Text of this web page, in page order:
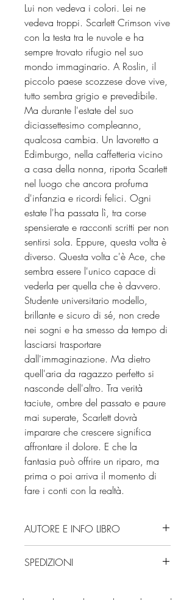
Lui non vedeva i colori. Lei ne
vedeva troppi. Scarlett Crimson vive
con la testa tra le nuvole e ha
sempre trovato rifugio nel suo
mondo immaginario. A Roslin, il
piccolo paese scozzese dove vive,
tutto sembra grigio e prevedibile.
Ma durante l'estate del suo
diciassettesimo compleanno,
qualcosa cambia. Un lavoretto a
Edimburgo, nella caffetteria vicino
a casa della nonna, riporta Scarlett
nel luogo che ancora profuma
d'infanzia e ricordi felici. Ogni
estate l'ha passata lì, tra corse
spensierate e racconti scritti per non
sentirsi sola. Eppure, questa volta è
diverso. Questa volta c'è Ace, che
sembra essere l'unico capace di
vederla per quella che è davvero.
Studente universitario modello,
brillante e sicuro di sé, non crede
nei sogni e ha smesso da tempo di
lasciarsi trasportare
dall'immaginazione. Ma dietro
quell'aria da ragazzo perfetto si
nasconde dell'altro. Tra verità
taciute, ombre del passato e paure
mai superate, Scarlett dovrà
imparare che crescere significa
affrontare il dolore. E che la
fantasia può offrire un riparo, ma
prima o poi arriva il momento di
fare i conti con la realtà.
AUTORE E INFO LIBRO
Editore: Sperling & Kupfer
Numero pagine: 704
SPEDIZIONI